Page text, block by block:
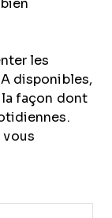
les
disponibles,
façon dont
vous